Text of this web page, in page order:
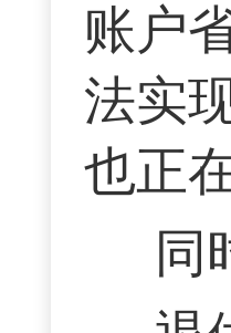
账户
法实
也正
同